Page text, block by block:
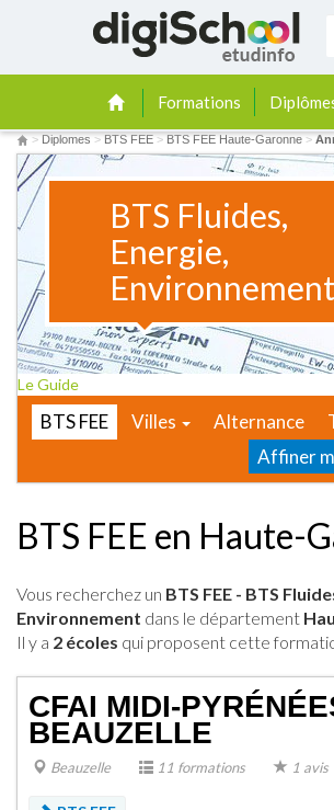
Formations
> Diplomes > BTS FEE > BTS FEE Haute-Garonne >
BTS Fluides,
Energie,
Environnement
Le Guide
BTS FEE Villes Alternance
Affiner
BTS FEE en Haute-
Vous recherchez un BTS FEE - BTS
Environnement dans le département
Il y a 2 écoles qui proposent cette
CFAI MIDI-
BEAUZELLE
Beauzelle 11 formations 1 avis